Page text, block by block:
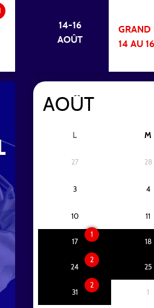
14-16
AOÛT
GRAND
14 AU
L M
27 28
3 4
10 11
17
1
18
24
2
25
31
2
1